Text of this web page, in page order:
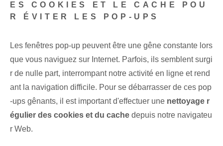
ES COOKIES ET LE CACHE POU
R ÉVITER LES POP-UPS
Les fenêtres pop-up peuvent être une gêne constante lors
que vous naviguez sur Internet. Parfois, ils semblent surgi
r de nulle part, interrompant notre activité en ligne⁤ et rend
ant la navigation difficile. Pour se débarrasser de ces pop
-ups gênants, il est important d'effectuer une nettoyage r
égulier des cookies et du cache depuis⁤ notre navigateu
r Web.